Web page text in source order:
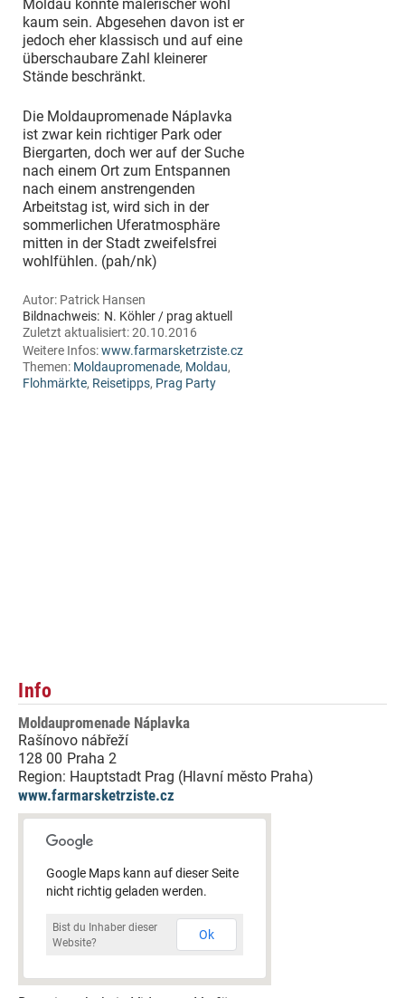
Moldau könnte malerischer wohl
kaum sein. Abgesehen davon ist er
jedoch eher klassisch und auf eine
überschaubare Zahl kleinerer
Stände beschränkt.
Die Moldaupromenade Náplavka
ist zwar kein richtiger Park oder
Biergarten, doch wer auf der Suche
nach einem Ort zum Entspannen
nach einem anstrengenden
Arbeitstag ist, wird sich in der
sommerlichen Uferatmosphäre
mitten in der Stadt zweifelsfrei
wohlfühlen. (pah/nk)
Autor: Patrick Hansen
Bildnachweis: N. Köhler / prag aktuell
Zuletzt aktualisiert:20.10.2016
Weitere Infos:www.farmarsketrziste.cz
Themen: Moldaupromenade, Moldau,
Flohmärkte, Reisetipps, Prag Party
Info
Moldaupromenade Náplavka
Rašínovo nábřeží
128 00 Praha 2
Region: Hauptstadt Prag (Hlavní město Praha)
www.farmarsketrziste.cz
Google Maps kann auf dieser Seite
nicht richtig geladen werden.
Bist du Inhaber dieser
Website?
Ok